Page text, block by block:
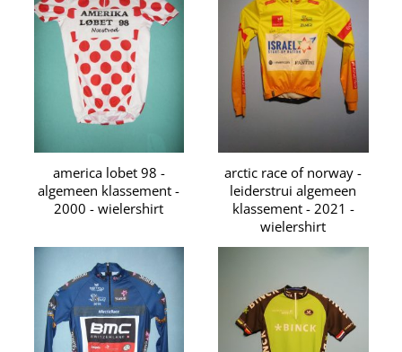
america lobet 98 -
algemeen klassement -
2000 - wielershirt
arctic race of norway -
leiderstrui algemeen
klassement - 2021 -
wielershirt